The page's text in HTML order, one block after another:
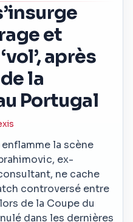
et
après
la
Portugal
la scène
ex-
ne cache
controversé entre
de la Coupe du
dans les dernières